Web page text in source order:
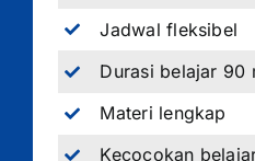
Jadwal fleksibel
Durasi belajar 90
Materi lengkap
Kecocokan